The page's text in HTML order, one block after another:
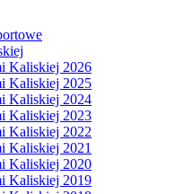
Kaliskiej 2026
Kaliskiej 2025
Kaliskiej 2024
Kaliskiej 2023
Kaliskiej 2022
Kaliskiej 2021
Kaliskiej 2020
Kaliskiej 2019